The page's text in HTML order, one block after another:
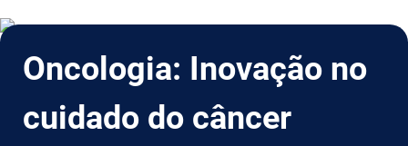
Oncologia: Inovação no
cuidado do câncer